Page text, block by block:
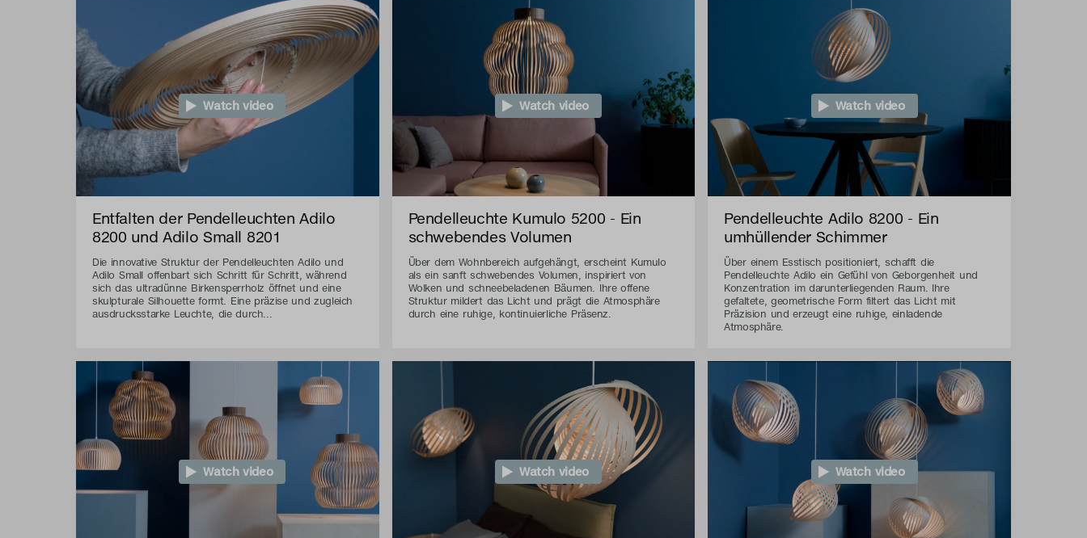
Watch video
Entfalten der Pendelleuchten Adilo
8200 und Adilo Small 8201
Die innovative Struktur der Pendelleuchten Adilo und
Adilo Small offenbart sich Schritt für Schritt, während
sich das ultradünne Birkensperrholz öffnet und eine
skulpturale Silhouette formt. Eine präzise und zugleich
ausdrucksstarke Leuchte, die durch...
Watch video
Pendelleuchte Kumulo 5200 - Ein
schwebendes Volumen
Über dem Wohnbereich aufgehängt, erscheint Kumulo
als ein sanft schwebendes Volumen, inspiriert von
Wolken und schneebeladenen Bäumen. Ihre offene
Struktur mildert das Licht und prägt die Atmosphäre
durch eine ruhige, kontinuierliche Präsenz.
Watch video
Pendelleuchte Adilo 8200 - Ein
umhüllender Schimmer
Über einem Esstisch positioniert, schafft die
Pendelleuchte Adilo ein Gefühl von Geborgenheit und
Konzentration im darunterliegenden Raum. Ihre
gefaltete, geometrische Form filtert das Licht mit
Präzision und erzeugt eine ruhige, einladende
Atmosphäre.
Watch video Watch video Watch video